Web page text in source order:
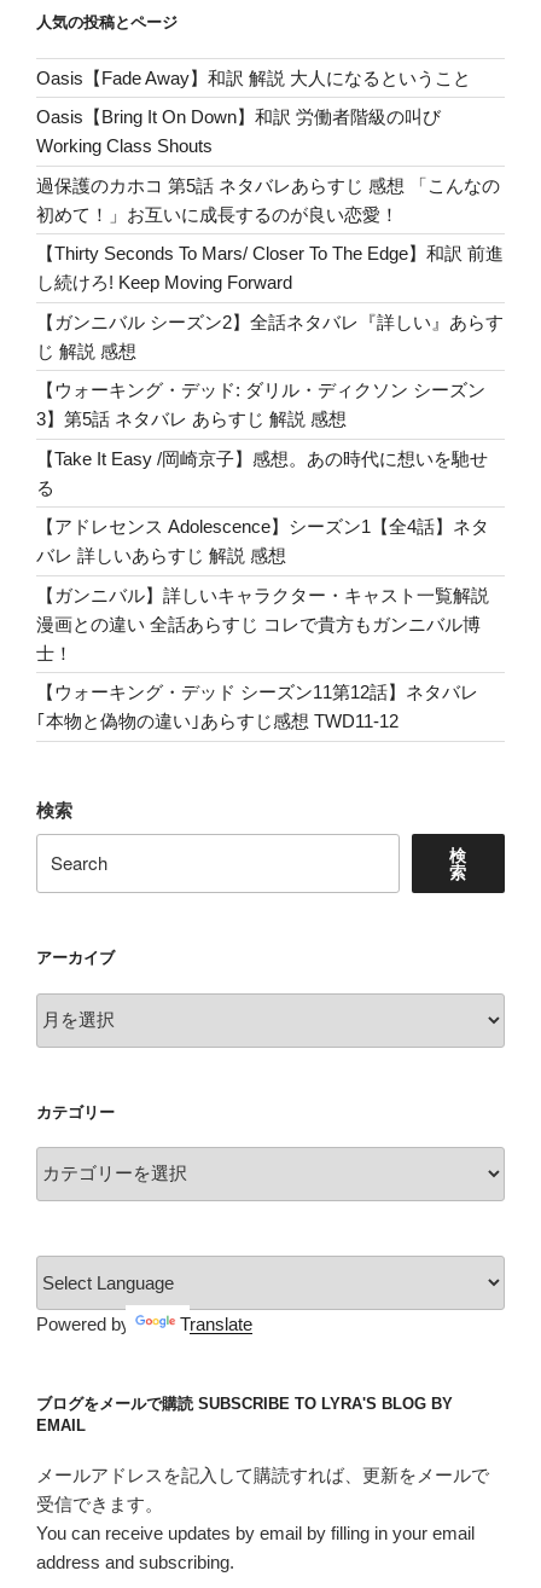
説
A
Flame
of
Love”
の
a
e
ss
er e
b
o
o
k
人気の投稿とページ
Oasis【Fade Away】和訳 解説 大人になるということ
Oasis【Bring It On Down】和訳 労働者階級の叫び
Working Class Shouts
過保護のカホコ 第5話 ネタバレあらすじ 感想 「こんなの
初めて！」お互いに成長するのが良い恋愛！
【Thirty Seconds To Mars/ Closer To The Edge】和訳 前進
し続けろ! Keep Moving Forward
【ガンニバル シーズン2】全話ネタバレ『詳しい』あらす
じ 解説 感想
【ウォーキング・デッド: ダリル・ディクソン シーズン
3】第5話 ネタバレ あらすじ 解説 感想
【Take It Easy /岡崎京子】感想。あの時代に想いを馳せ
る
【アドレセンス Adolescence】シーズン1【全4話】ネタ
バレ 詳しいあらすじ 解説 感想
【ガンニバル】詳しいキャラクター・キャスト一覧解説
漫画との違い 全話あらすじ コレで貴方もガンニバル博
士！
【ウォーキング・デッド シーズン11第12話】ネタバレ
｢本物と偽物の違い｣あらすじ感想 TWD11-12
検索
検
索
アーカイブ
ー
ブ
カテゴリー
テ
ー
Powered by Translate
ブログをメールで購読 SUBSCRIBE TO LYRA'S BLOG BY
EMAIL
メールアドレスを記入して購読すれば、更新をメールで
受信できます。
You can receive updates by email by filling in your email
address and subscribing.